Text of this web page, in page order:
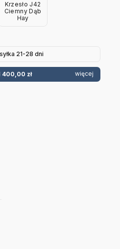
Krzesło J42
Ciemny Dąb
Hay
21-28 dni
400,00 zł więcej